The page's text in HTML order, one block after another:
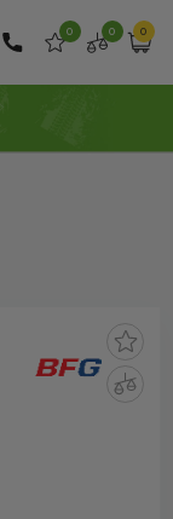
0 0 0